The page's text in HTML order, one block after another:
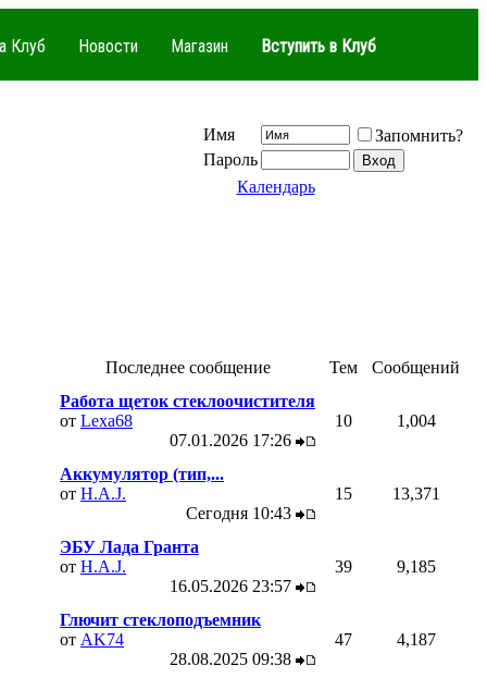
Клуб Новости Магазин Вступить в Клуб
Имя
Запомнить?
Пароль
Календарь
Последнее сообщение Тем Сообщений
Работа щеток стеклоочистителя
от Lexa68
07.01.2026 17:26
10 1,004
Аккумулятор (тип,...
от H.A.J.
Сегодня 10:43
15 13,371
ЭБУ Лада Гранта
от H.A.J.
16.05.2026 23:57
39 9,185
Глючит стеклоподъемник
от AK74
28.08.2025 09:38
47 4,187